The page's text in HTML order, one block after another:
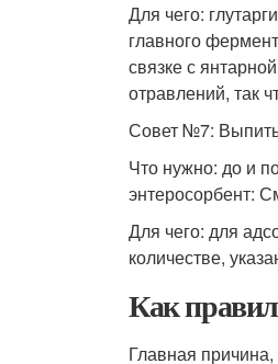
Для чего:
главного
связке с
отравлений, так
Совет №7:
Что нужно: до и
энтеросорбент:
Для чего: для
количестве,
Как
Главная